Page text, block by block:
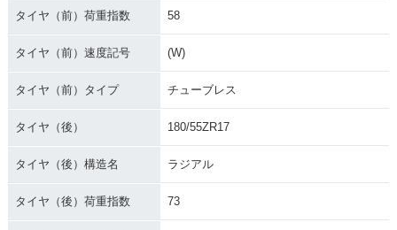
タイヤ（前）荷重指数 58
タイヤ（前）速度記号 (W)
タイヤ（前）タイプ チューブレス
タイヤ（後） 180/55ZR17
タイヤ（後）構造名 ラジアル
タイヤ（後）荷重指数 73